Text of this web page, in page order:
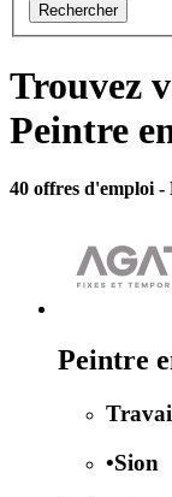
Rechercher
Trouvez
Peintre
40 offres d'emploi -
Peintre
•Sion